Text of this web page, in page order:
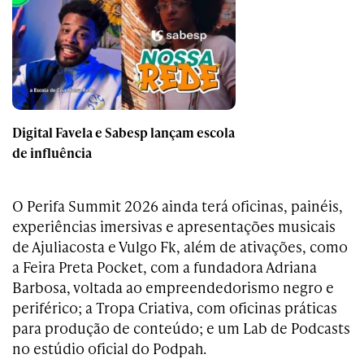
Digital Favela e Sabesp lançam escola
de influência
O Perifa Summit 2026 ainda terá oficinas, painéis,
experiências imersivas e apresentações musicais
de Ajuliacosta e Vulgo Fk, além de ativações, como
a Feira Preta Pocket, com a fundadora Adriana
Barbosa, voltada ao empreendedorismo negro e
periférico; a Tropa Criativa, com oficinas práticas
para produção de conteúdo; e um Lab de Podcasts
no estúdio oficial do Podpah.